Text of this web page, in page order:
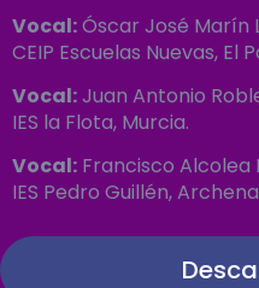
Vocal:Óscar José Marín
CEIP Escuelas Nuevas, El
Vocal:Juan Antonio
IES la Flota, Murcia.
Vocal: Francisco Alcolea
IES Pedro Guillén,